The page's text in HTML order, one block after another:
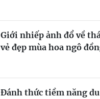
Giới nhiếp ảnh đổ về
vẻ đẹp mùa hoa ngô
Đánh thức tiềm năng